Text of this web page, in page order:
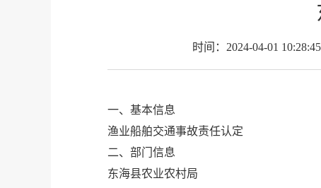
时间： 2024-04-01 10:28:45
一、基本信息
渔业船舶交通事故责任认定
二、部门信息
东海县农业农村局